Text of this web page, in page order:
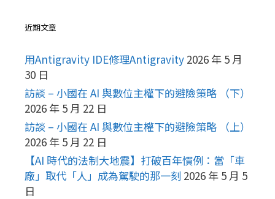
近期文章
用Antigravity IDE修理Antigravity 2026 年 5 月
30 日
訪談 – 小國在 AI 與數位主權下的避險策略 （下）
2026 年 5 月 22 日
訪談 – 小國在 AI 與數位主權下的避險策略 （上）
2026 年 5 月 22 日
【AI 時代的法制大地震】打破百年慣例：當「車
廠」取代「人」成為駕駛的那一刻 2026 年 5 月 5
日